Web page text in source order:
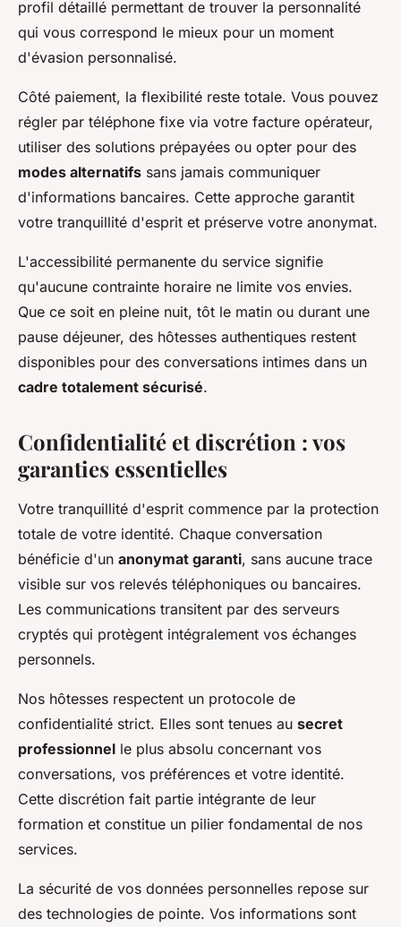
profil détaillé permettant de trouver la personnalité
qui vous correspond le mieux pour un moment
d'évasion personnalisé.
Côté paiement, la flexibilité reste totale. Vous pouvez
régler par téléphone fixe via votre facture opérateur,
utiliser des solutions prépayées ou opter pour des
modes alternatifs sans jamais communiquer
d'informations bancaires. Cette approche garantit
votre tranquillité d'esprit et préserve votre anonymat.
L'accessibilité permanente du service signifie
qu'aucune contrainte horaire ne limite vos envies.
Que ce soit en pleine nuit, tôt le matin ou durant une
pause déjeuner, des hôtesses authentiques restent
disponibles pour des conversations intimes dans un
cadre totalement sécurisé.
Confidentialité et discrétion : vos
garanties essentielles
Votre tranquillité d'esprit commence par la protection
totale de votre identité. Chaque conversation
bénéficie d'un anonymat garanti, sans aucune trace
visible sur vos relevés téléphoniques ou bancaires.
Les communications transitent par des serveurs
cryptés qui protègent intégralement vos échanges
personnels.
Nos hôtesses respectent un protocole de
confidentialité strict. Elles sont tenues au secret
professionnel le plus absolu concernant vos
conversations, vos préférences et votre identité.
Cette discrétion fait partie intégrante de leur
formation et constitue un pilier fondamental de nos
services.
La sécurité de vos données personnelles repose sur
des technologies de pointe. Vos informations sont